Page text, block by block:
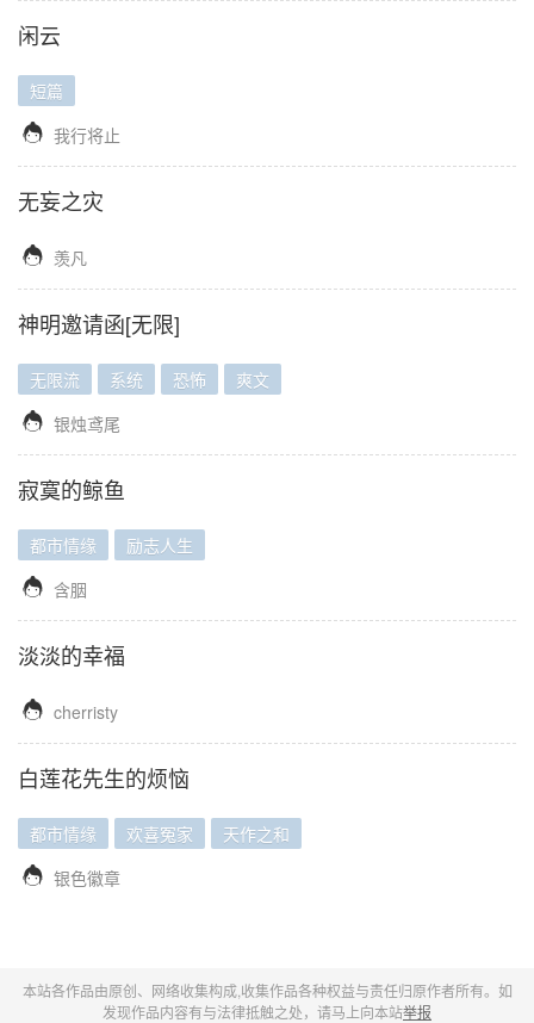
闲云
短篇
 我行将止
无妄之灾
 羡凡
神明邀请函[无限]
无限流 系统 恐怖 爽文
 银烛鸢尾
寂寞的鲸鱼
都市情缘 励志人生
 含胭
淡淡的幸福
 cherristy
白莲花先生的烦恼
都市情缘 欢喜冤家 天作之和
 银色徽章
本站各作品由原创、网络收集构成,收集作品各种权益与责任归原作者所有。如
发现作品内容有与法律抵触之处，请马上向本站举报